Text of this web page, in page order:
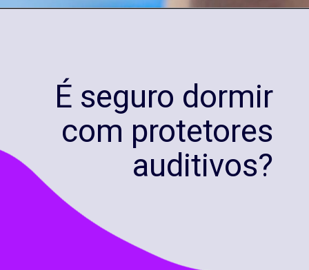
É seguro dormir
com protetores
auditivos?